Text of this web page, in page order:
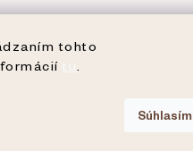
tohto
Súhlasím